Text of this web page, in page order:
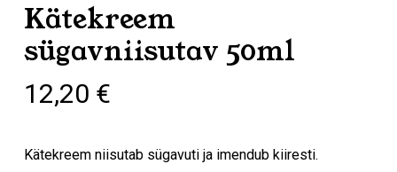
Kätekreem
sügavniisutav 50ml
12,20 €
Kätekreem niisutab sügavuti ja imendub kiiresti.